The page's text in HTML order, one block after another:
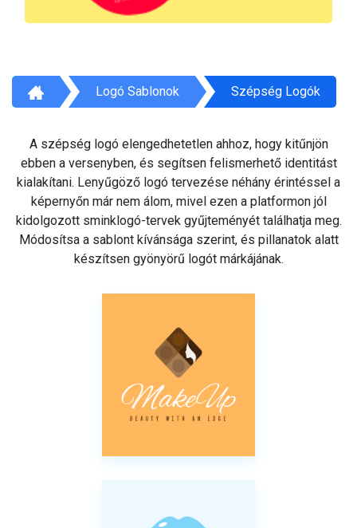
Logó Sablonok Szépség Logók
A szépség logó elengedhetetlen ahhoz, hogy kitűnjön
ebben a versenyben, és segítsen felismerhető identitást
kialakítani. Lenyűgöző logó tervezése néhány érintéssel a
képernyőn már nem álom, mivel ezen a platformon jól
kidolgozott sminklogó-tervek gyűjteményét találhatja meg.
Módosítsa a sablont kívánsága szerint, és pillanatok alatt
készítsen gyönyörű logót márkájának.